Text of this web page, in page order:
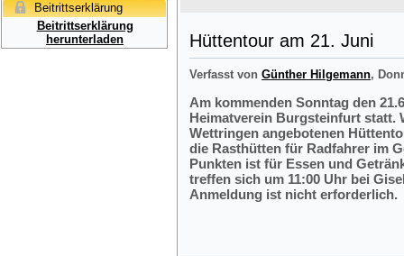
Beitrittserklärung
Beitrittserklärung
herunterladen
Hüttentour am 21. Juni
Verfasst von Günther Hilgemann,
Am kommenden Sonntag den
Heimatverein Burgsteinfurt statt.
Wettringen angebotenen
die Rasthütten für Radfahrer im
Punkten ist für Essen und
treffen sich um 11:00 Uhr bei
Anmeldung ist nicht erforderlich.